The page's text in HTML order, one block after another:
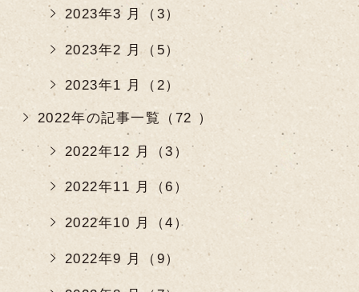
2023年3 月（3）
2023年2 月（5）
2023年1 月（2）
2022年の記事一覧（72 ）
2022年12 月（3）
2022年11 月（6）
2022年10 月（4）
2022年9 月（9）